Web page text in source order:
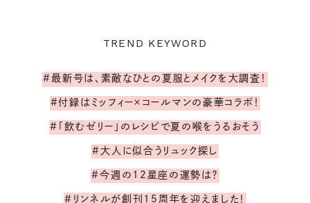
TREND KEYWORD
#最新号は、素敵なひとの夏服とメイクを大調査！
#付録はミッフィー×コールマンの豪華コラボ！
#「飲むゼリー」のレシピで夏の喉をうるおそう
#大人に似合うリュック探し
#今週の12星座の運勢は？
#リンネルが創刊15周年を迎えました！